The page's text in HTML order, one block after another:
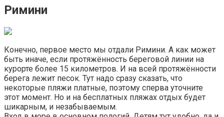
Римини
Конечно, первое место мы отдали Римини. А как может
быть иначе, если протяжённость береговой линии на
курорте более 15 километров. И на всей протяжённости
берега лежит песок. Тут надо сразу сказать, что
некоторые пляжи платные, поэтому сперва уточните
этот момент. Но и на бесплатных пляжах отдых будет
шикарным, и незабываемым.